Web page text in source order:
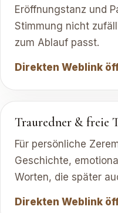
Eröffnungstanz und
Stimmung nicht
zum Ablauf passt.
Direkten Weblink
Trauredner & freie
Für persönliche
Geschichte,
Worten, die später
Direkten Weblink